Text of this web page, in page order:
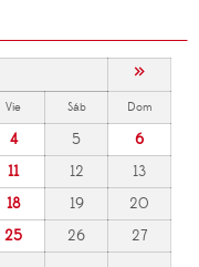
»
Vie Sáb Dom
4 5
6
11 12
13
18 19
20
25 26
27